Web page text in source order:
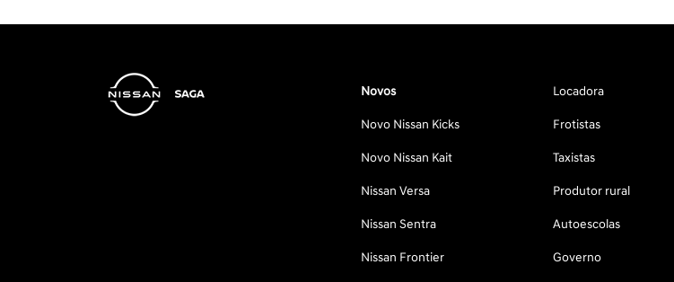
Novos
Novo Nissan Kicks
Novo Nissan Kait
Nissan Versa
Nissan Sentra
Nissan Frontier
Locadora
Frotistas
Taxistas
Produtor rural
Autoescolas
Governo